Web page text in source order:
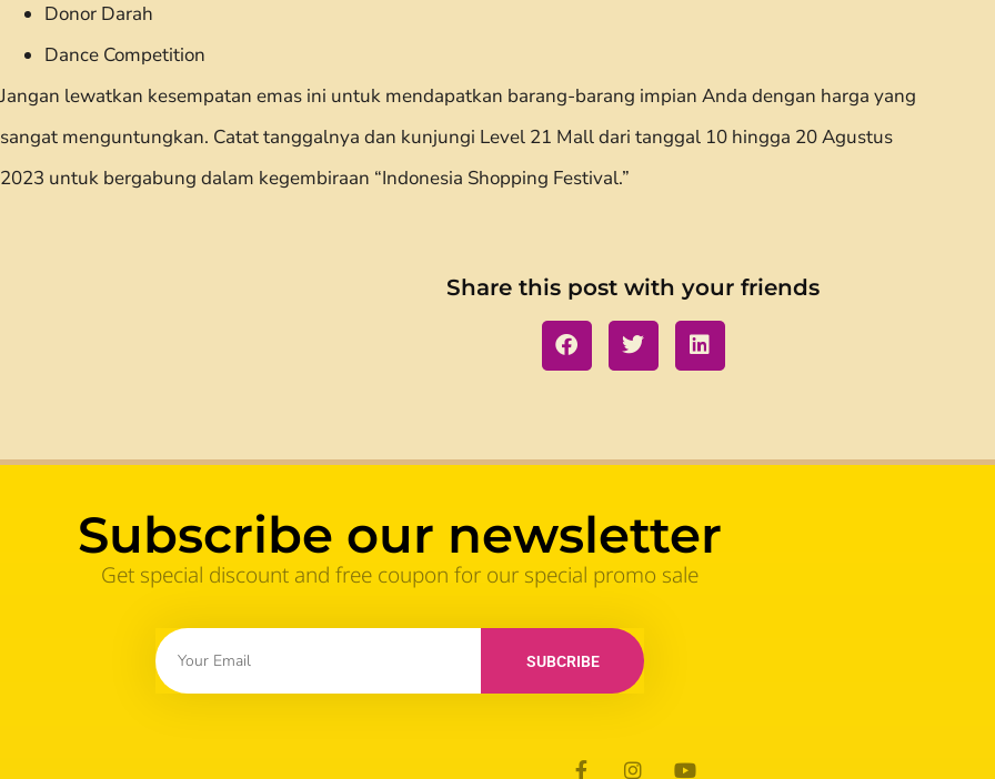
Donor Darah
Dance Competition
Jangan lewatkan kesempatan emas ini untuk mendapatkan barang-barang impian Anda dengan harga yang
sangat menguntungkan. Catat tanggalnya dan kunjungi Level 21 Mall dari tanggal 10 hingga 20 Agustus
2023 untuk bergabung dalam kegembiraan “Indonesia Shopping Festival.”
Share this post with your friends
Subscribe our newsletter
Get special discount and free coupon for our special promo sale
SUBCRIBE